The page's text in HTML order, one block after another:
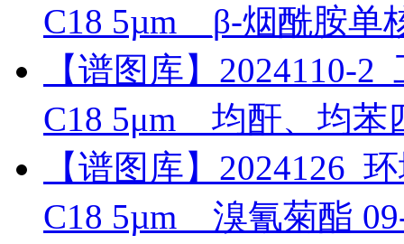
C18 5µm__β-烟酰胺单
【谱图库】2024110-
C18 5μm__均酐、均
【谱图库】2024126_
C18 5µm__溴氰菊酯